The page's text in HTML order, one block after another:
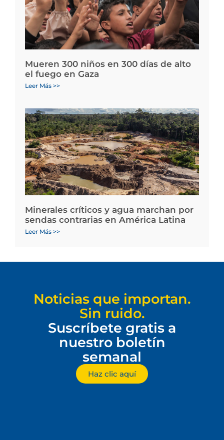
Mueren 300 niños en 300 días de alto
el fuego en Gaza
Leer Más >>
Minerales críticos y agua marchan por
sendas contrarias en América Latina
Leer Más >>
Noticias que importan.
Sin ruido.
Suscríbete gratis a
nuestro boletín
semanal
Haz clic aquí